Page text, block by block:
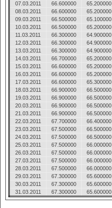
07.03.2011
66.600000 65.200000
08.03.2011
66.600000 65.200000
09.03.2011
66.500000 65.100000
10.03.2011
66.500000 65.200000
11.03.2011
66.300000 64.900000
12.03.2011
66.300000 64.900000
13.03.2011
66.300000 64.900000
14.03.2011
66.700000 65.200000
15.03.2011
66.600000 65.200000
16.03.2011
66.600000 65.200000
17.03.2011
66.600000 65.300000
18.03.2011
66.900000 66.500000
19.03.2011
66.900000 66.500000
20.03.2011
66.900000 66.500000
21.03.2011
66.900000 66.500000
22.03.2011
67.700000 66.400000
23.03.2011
67.500000 66.500000
24.03.2011
67.500000 66.500000
25.03.2011
67.500000 66.000000
26.03.2011
67.500000 66.000000
27.03.2011
67.500000 66.000000
28.03.2011
67.500000 66.000000
29.03.2011
67.300000 65.600000
30.03.2011
67.300000 65.600000
31.03.2011
67.300000 65.600000